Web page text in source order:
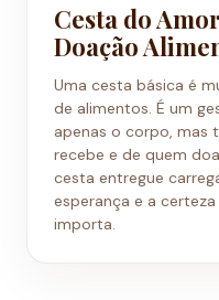
Cesta do
Doação
Uma cesta básica é
de alimentos. É um
apenas o corpo, mas
recebe e de quem
cesta entregue
esperança e a
importa.